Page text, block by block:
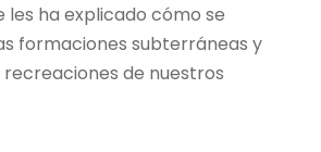
les ha explicado cómo se
formaciones subterráneas y
de nuestros